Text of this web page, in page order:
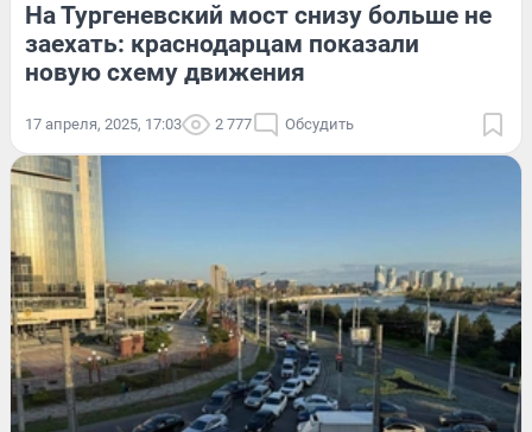
На Тургеневский мост снизу больше не
заехать: краснодарцам показали
новую схему движения
17 апреля, 2025, 17:03 2 777 Обсудить